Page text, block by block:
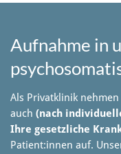
Aufnahme in
Als Privatklinik
auch (nach
Ihre gesetzliche
Patient:innen auf.